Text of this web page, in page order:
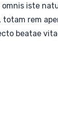
iste
rem
beatae